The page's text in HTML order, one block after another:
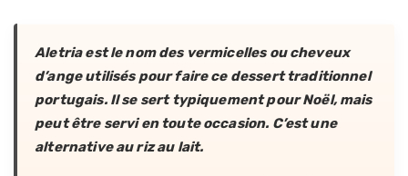
Aletria est le nom des vermicelles ou cheveux
d’ange utilisés pour faire ce dessert traditionnel
portugais. Il se sert typiquement pour Noël, mais
peut être servi en toute occasion. C’est une
alternative au riz au lait.